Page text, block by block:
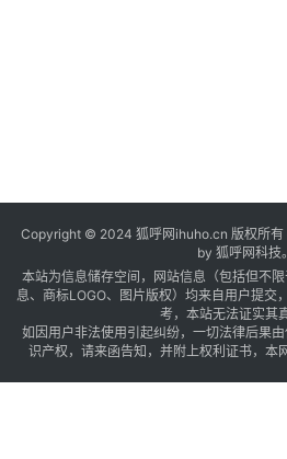
Copyright © 2024 狐呼网ihuho.cn 版权所有
by 狐呼网科技。
本站为信息储存空间，网站信息（包括但不
息、商标LOGO、图片版权）均来自用户提交
考，本站无法证实其
如因用户非法使用引起纠纷，一切法律后果
识产权，请来函告知，并附上权利证书，本